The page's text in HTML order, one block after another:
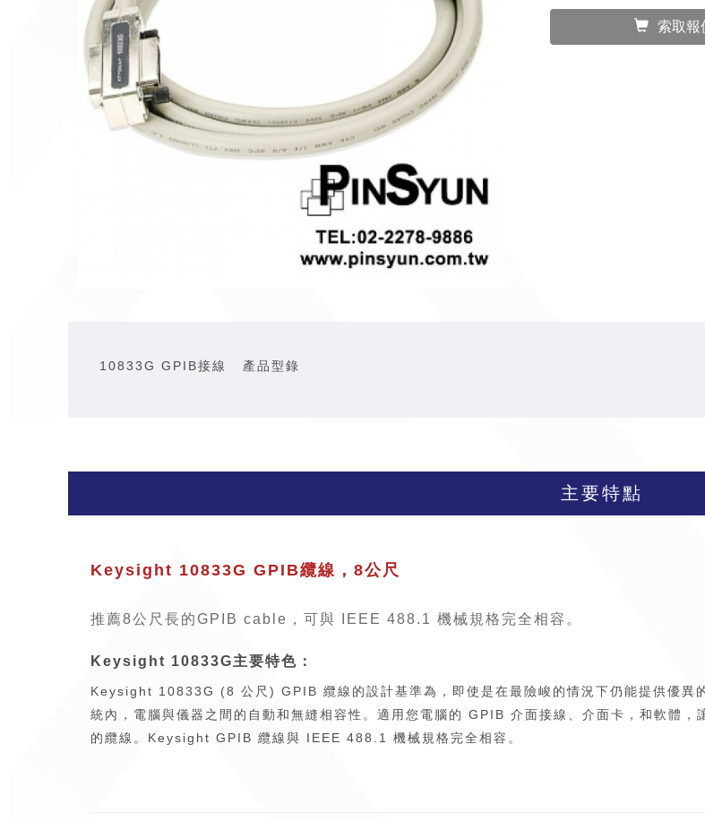
索取報
10833G GPIB接線 產品型錄
主要特點
Keysight 10833G GPIB纜線，8公尺
推薦8公尺長的GPIB cable，可與 IEEE 488.1 機械規格完全相容。
Keysight 10833G主要特色：
Keysight 10833G (8 公尺) GPIB 纜線的設計基準為，即使是在最險峻的情況下仍能提供優異
統內，電腦與儀器之間的自動和無縫相容性。適用您電腦的 GPIB 介面接線、介面卡，和軟體
的纜線。Keysight GPIB 纜線與 IEEE 488.1 機械規格完全相容。